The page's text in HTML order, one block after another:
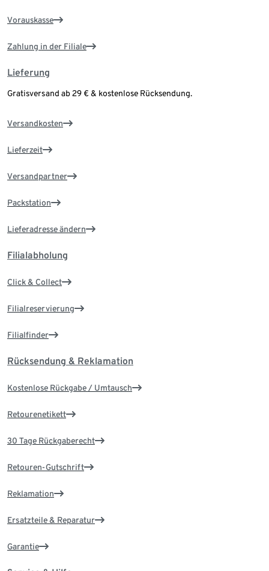
Vorauskasse
Zahlung in der Filiale
Lieferung
Gratisversand ab 29 € & kostenlose Rücksendung.
Versandkosten
Lieferzeit
Versandpartner
Packstation
Lieferadresse ändern
Filialabholung
Click & Collect
Filialreservierung
Filialfinder
Rücksendung & Reklamation
Kostenlose Rückgabe / Umtausch
Retourenetikett
30 Tage Rückgaberecht
Retouren-Gutschrift
Reklamation
Ersatzteile & Reparatur
Garantie